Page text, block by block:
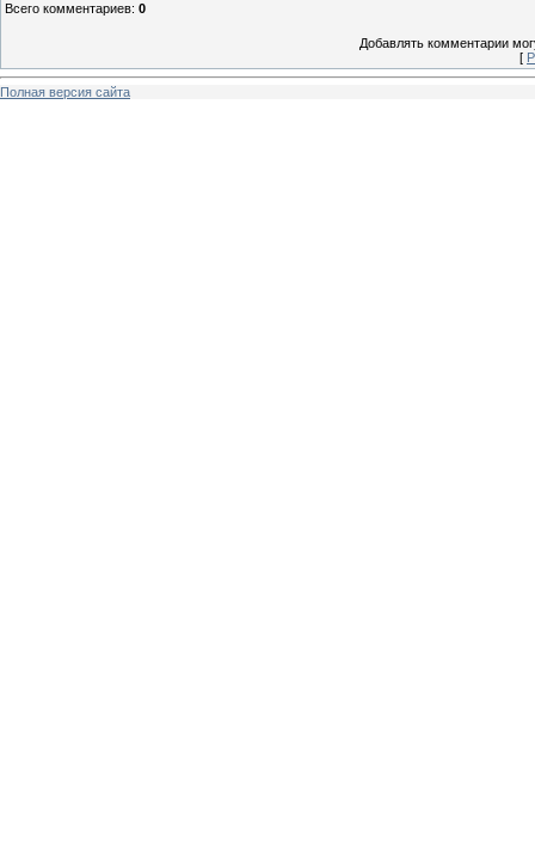
Всего комментариев: 0
Добавлять комментарии
[
Полная версия сайта